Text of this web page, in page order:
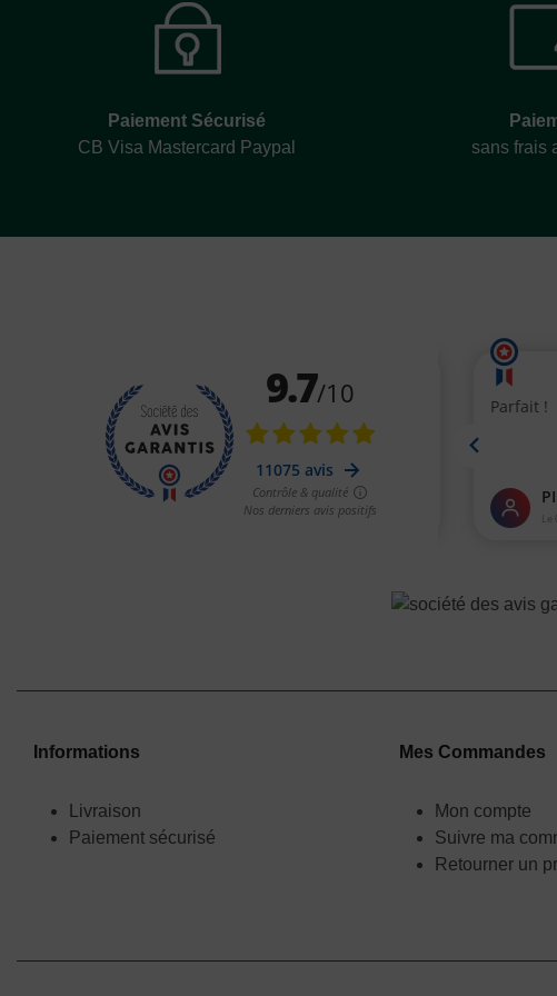
Paiement Sécurisé
CB Visa Mastercard Paypal
sans frais
Informations
Livraison
Paiement sécurisé
Mes Commandes
Mon compte
Suivre ma
Retourner un